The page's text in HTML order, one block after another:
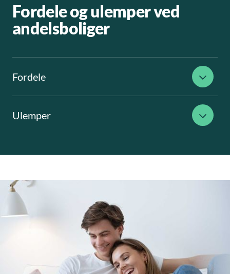
Fordele og ulemper ved
andelsboliger
Fordele
Ulemper